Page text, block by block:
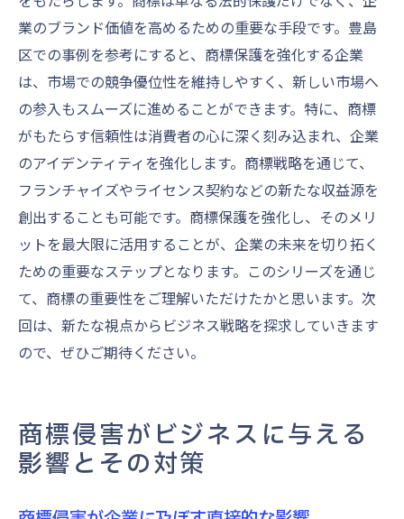
業のブランド価値を高めるための重要な手段です。豊島
区での事例を参考にすると、商標保護を強化する企業
は、市場での競争優位性を維持しやすく、新しい市場へ
の参入もスムーズに進めることができます。特に、商標
がもたらす信頼性は消費者の心に深く刻み込まれ、企業
のアイデンティティを強化します。商標戦略を通じて、
フランチャイズやライセンス契約などの新たな収益源を
創出することも可能です。商標保護を強化し、そのメリ
ットを最大限に活用することが、企業の未来を切り拓く
ための重要なステップとなります。このシリーズを通じ
て、商標の重要性をご理解いただけたかと思います。次
回は、新たな視点からビジネス戦略を探求していきます
ので、ぜひご期待ください。
商標侵害がビジネスに与える
影響とその対策